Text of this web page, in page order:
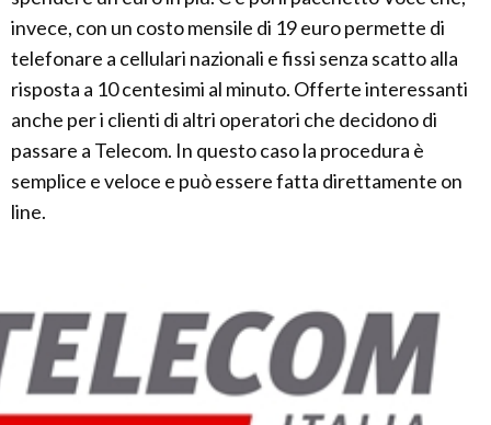
invece, con un costo mensile di 19 euro permette di
telefonare a cellulari nazionali e fissi senza scatto alla
risposta a 10 centesimi al minuto. Offerte interessanti
anche per i clienti di altri operatori che decidono di
passare a Telecom. In questo caso la procedura è
semplice e veloce e può essere fatta direttamente on
line.